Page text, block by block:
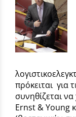
πρόκειται για
συνηθίζεται
Ernst & Υoung